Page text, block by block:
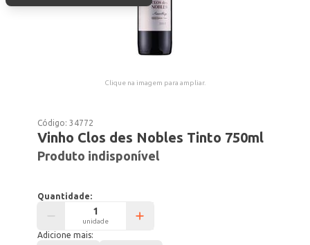
Clique na imagem para ampliar.
Código:34772
Vinho Clos des Nobles Tinto 750ml
Produto indisponível
Quantidade:
unidade
Adicione mais: